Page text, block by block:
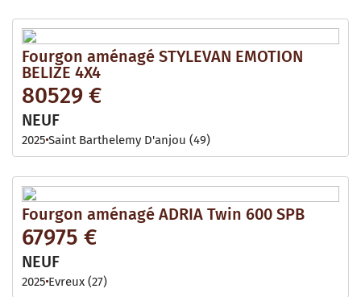
Fourgon aménagé STYLEVAN EMOTION
BELIZE 4X4
80529 €
NEUF
2025 Saint Barthelemy D'anjou (49)
Fourgon aménagé ADRIA Twin 600 SPB
67975 €
NEUF
2025 Evreux (27)